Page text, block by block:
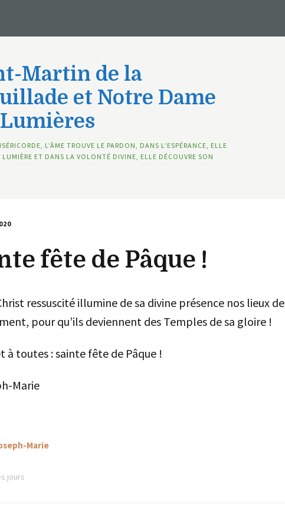
Martin de la
et Notre Dame
L’ÂME TROUVE LE PARDON, DANS L’ESPÉRANCE, ELLE
LUMIÈRE ET DANS LA VOLONTÉ DIVINE, ELLE DÉCOUVRE SON
fête de Pâque !
ressuscité illumine de sa divine présence nos lieux de
pour qu’ils deviennent des Temples de sa gloire !
à toutes : sainte fête de Pâque !
Marie
Marie
jours